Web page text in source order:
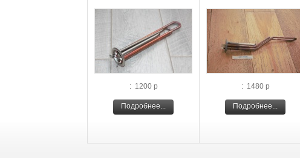
: 1200 р
Подробнее...
: 1480 р
Подробнее...